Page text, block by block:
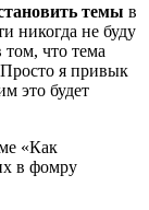
темы в
никогда не буду
что тема
я привык
это будет
«Как
в фомру